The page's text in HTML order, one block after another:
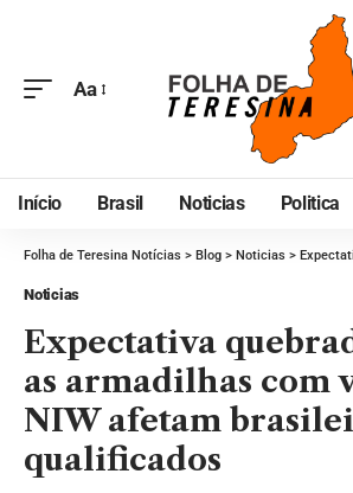
Aa
Início Brasil Noticias Politica
Folha de Teresina Notícias > Blog > Noticias > Expectativa quebrada:
Noticias
Expectativa
as armadilhas com
NIW afetam
qualificados